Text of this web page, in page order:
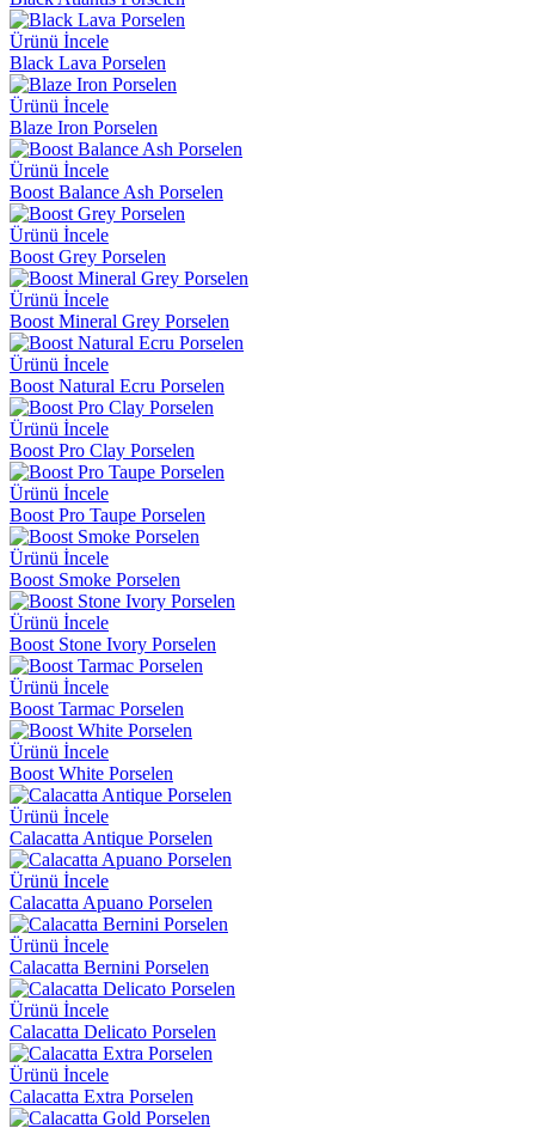
Ürünü İncele
Black Lava Porselen
Ürünü İncele
Blaze Iron Porselen
Ürünü İncele
Boost Balance Ash Porselen
Ürünü İncele
Boost Grey Porselen
Ürünü İncele
Boost Mineral Grey Porselen
Ürünü İncele
Boost Natural Ecru Porselen
Ürünü İncele
Boost Pro Clay Porselen
Ürünü İncele
Boost Pro Taupe Porselen
Ürünü İncele
Boost Smoke Porselen
Ürünü İncele
Boost Stone Ivory Porselen
Ürünü İncele
Boost Tarmac Porselen
Ürünü İncele
Boost White Porselen
Ürünü İncele
Calacatta Antique Porselen
Ürünü İncele
Calacatta Apuano Porselen
Ürünü İncele
Calacatta Bernini Porselen
Ürünü İncele
Calacatta Delicato Porselen
Ürünü İncele
Calacatta Extra Porselen